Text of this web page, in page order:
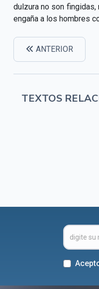
dulzura no son
engaña a los hombres
ANTERIOR
TEXTOS